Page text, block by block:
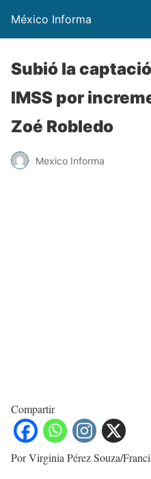
México Informa
Subió la
IMSS por
Zoé Robledo
Mexico Informa
Compartir
Por Virginia Pérez Souza/